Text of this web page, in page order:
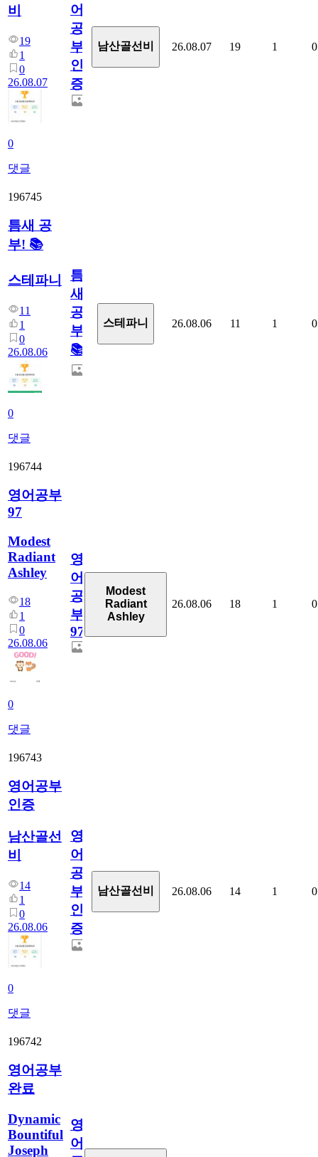
비
19
1
0
26.08.07
0
댓글
어
공
부
인
증
남산골선비 26.08.07 19 1 0
196745
틈새 공
부! 📚
스테파니
11
1
0
26.08.06
0
댓글
틈
새
공
부!
📚
스테파니 26.08.06 11 1 0
196744
영어공부
97
Modest
Radiant
Ashley
18
1
0
26.08.06
0
댓글
영
어
공
부
97
Modest
Radiant
Ashley
26.08.06 18 1 0
196743
영어공부
인증
남산골선
비
14
1
0
26.08.06
0
댓글
영
어
공
부
인
증
남산골선비 26.08.06 14 1 0
196742
영어공부
완료
Dynamic
Bountiful
Joseph
영
어